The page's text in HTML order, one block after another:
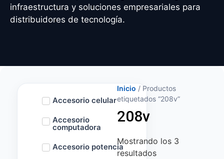
infraestructura y soluciones empresariales para
distribuidores de tecnología.
Accesorio celular
Accesorio
computadora
Accesorio potencia
Inicio / Productos
etiquetados “208v”
208v
Mostrando los 3
resultados